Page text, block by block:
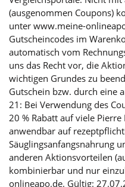
(ausgenommen Coupons)
unter www.meine-
Gutscheincodes im
automatisch vom
uns das Recht vor, die
wichtigen Grundes zu
Gutschein bzw. durch eine
21: Bei Verwendung des
20 % Rabatt auf viele
anwendbar auf
Säuglingsanfangsnahrung
anderen Aktionsvorteilen
kombinierbar und nur
onlineapo.de. Gültig: